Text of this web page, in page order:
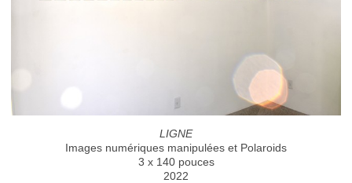
LIGNE
Images numériques manipulées et Polaroids
3 x 140 pouces
2022